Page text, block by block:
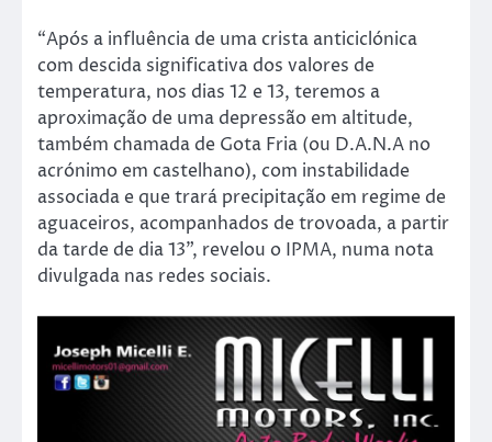
“Após a influência de uma crista anticiclónica
com descida significativa dos valores de
temperatura, nos dias 12 e 13, teremos a
aproximação de uma depressão em altitude,
também chamada de Gota Fria (ou D.A.N.A no
acrónimo em castelhano), com instabilidade
associada e que trará precipitação em regime de
aguaceiros, acompanhados de trovoada, a partir
da tarde de dia 13”, revelou o IPMA, numa nota
divulgada nas redes sociais.